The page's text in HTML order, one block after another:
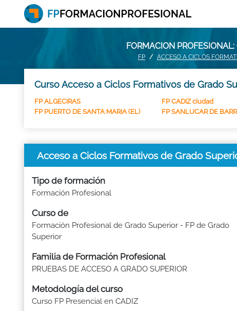
FORMACION
FP ACCESO A CICLOS
Curso Acceso a Ciclos Formativos de Grado
FP ALGECIRAS FP CADIZ ciudad
FP PUERTO DE SANTA MARIA (EL)
FP SANLUCAR DE
Acceso a Ciclos Formativos de Grado
Tipo de formación
Formación Profesional
Curso de
Formación Profesional de Grado Superior - FP de Grado
Superior
Familia de Formación Profesional
PRUEBAS DE ACCESO A GRADO SUPERIOR
Metodología del curso
Curso FP Presencial en CADIZ